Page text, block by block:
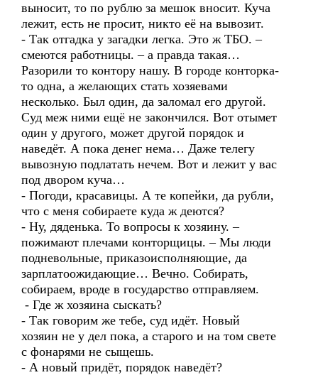
выносит, то по рублю за мешок вносит. Куча
лежит, есть не просит, никто её на вывозит.
- Так отгадка у загадки легка. Это ж ТБО. –
смеются работницы. – а правда такая…
Разорили то контору нашу. В городе конторка-
то одна, а желающих стать хозяевами
несколько. Был один, да заломал его другой.
Суд меж ними ещё не закончился. Вот отымет
один у другого, может другой порядок и
наведёт. А пока денег нема… Даже телегу
вывозную подлатать нечем. Вот и лежит у вас
под двором куча…
- Погоди, красавицы. А те копейки, да рубли,
что с меня собираете куда ж деются?
- Ну, дяденька. То вопросы к хозяину. –
пожимают плечами конторщицы. – Мы люди
подневольные, приказоисполняющие, да
зарплатоожидающие… Вечно. Собирать,
собираем, вроде в государство отправляем.
- Где ж хозяина сыскать?
- Так говорим же тебе, суд идёт. Новый
хозяин не у дел пока, а старого и на том свете
с фонарями не сыщешь.
- А новый придёт, порядок наведёт?